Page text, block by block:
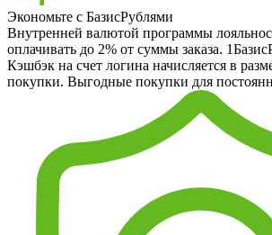
Экономьте с БазисРублями
Внутренней валютой программы
оплачивать до 2% от суммы заказа.
Кэшбэк на счет логина начисляется в
покупки. Выгодные покупки для